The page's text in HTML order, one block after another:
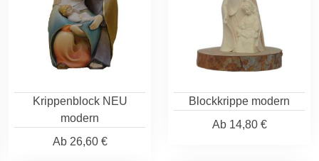
Krippenblock NEU
modern
Ab26,60 €
Blockkrippe modern
Ab14,80 €